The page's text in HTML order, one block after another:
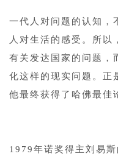
一代人对问题的认知，
人对生活的感受。所以
有关发达国家的问题，
化这样的现实问题。正
他最终获得了哈佛最佳
1979年诺奖得主刘易